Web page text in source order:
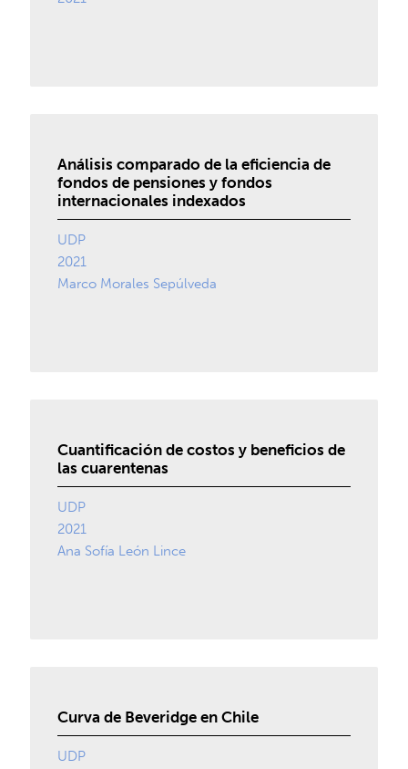
Análisis comparado de la eficiencia de
fondos de pensiones y fondos
internacionales indexados
UDP
2021
Marco Morales Sepúlveda
Cuantificación de costos y beneficios de
las cuarentenas
UDP
2021
Ana Sofía León Lince
Curva de Beveridge en Chile
UDP